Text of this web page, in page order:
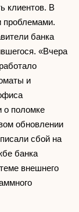
клиентов. В
проблемами.
банка
«Вчера
и
о поломке
обновлении
сбой на
банка
внешнего